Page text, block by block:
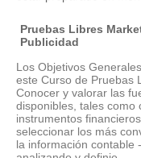
Pruebas Libres
Publicidad
Los Objetivos
este Curso de Pruebas
Conocer y valorar las
disponibles, tales como
instrumentos
seleccionar los más
la información contable